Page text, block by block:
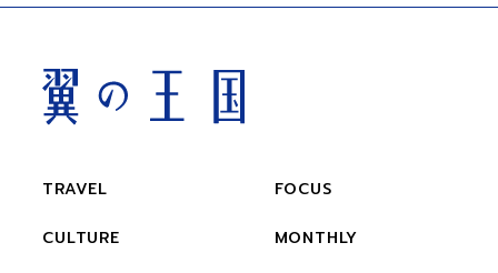
TRAVEL
CULTURE
FOCUS
MONTHLY